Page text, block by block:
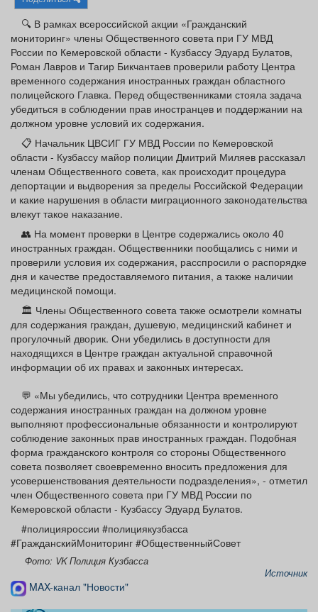
Афиша
Товары Поздравления Погода
ТВ программа Я - пенсионер
🔍 В рамках всероссийской акции «Гражданский
мониторинг» члены Общественного совета при ГУ МВД
России по Кемеровской области - Кузбассу Эдуард Булатов,
Роман Лавров и Тагир Бикчантаев проверили работу Центра
временного содержания иностранных граждан областного
полицейского Главка. Перед общественниками стояла задача
убедиться в соблюдении прав иностранцев и поддержании на
должном уровне условий их содержания.
📋 Начальник ЦВСИГ ГУ МВД России по Кемеровской
области - Кузбассу майор полиции Дмитрий Миляев рассказал
членам Общественного совета, как происходит процедура
депортации и выдворения за пределы Российской Федерации
и какие нарушения в области миграционного законодательства
влекут такое наказание.
👥 На момент проверки в Центре содержались около 40
иностранных граждан. Общественники пообщались с ними и
проверили условия их содержания, расспросили о распорядке
дня и качестве предоставляемого питания, а также наличии
медицинской помощи.
🏛️ Члены Общественного совета также осмотрели комнаты
для содержания граждан, душевую, медицинский кабинет и
прогулочный дворик. Они убедились в доступности для
находящихся в Центре граждан актуальной справочной
информации об их правах и законных интересах.
💬 «Мы убедились, что сотрудники Центра временного
содержания иностранных граждан на должном уровне
выполняют профессиональные обязанности и контролируют
соблюдение законных прав иностранных граждан. Подобная
форма гражданского контроля со стороны Общественного
совета позволяет своевременно вносить предложения для
усовершенствования деятельности подразделения», - отметил
член Общественного совета при ГУ МВД России по
Кемеровской области - Кузбассу Эдуард Булатов.
#полицияроссии #полициякузбасса
#ГражданскийМониторинг #ОбщественныйСовет
Фото: VK Полиция Кузбасса
Источник
MAX-канал "Новости"